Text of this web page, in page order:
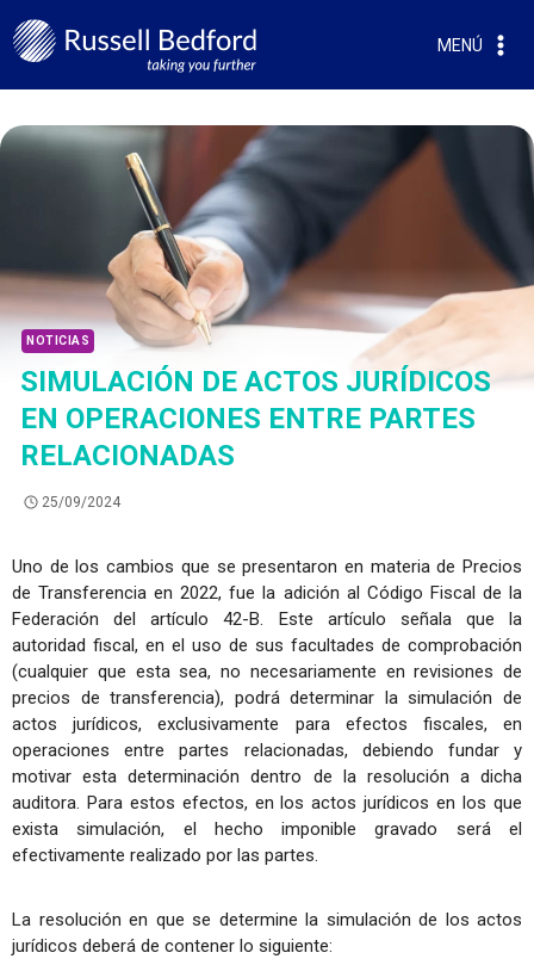
MENÚ
NOTICIAS
SIMULACIÓN DE ACTOS JURÍDICOS
EN OPERACIONES ENTRE PARTES
RELACIONADAS
25/09/2024
Uno de los cambios que se presentaron en materia de Precios
de Transferencia en 2022, fue la adición al Código Fiscal de la
Federación del artículo 42-B. Este artículo señala que la
autoridad fiscal, en el uso de sus facultades de comprobación
(cualquier que esta sea, no necesariamente en revisiones de
precios de transferencia), podrá determinar la simulación de
actos jurídicos, exclusivamente para efectos fiscales, en
operaciones entre partes relacionadas, debiendo fundar y
motivar esta determinación dentro de la resolución a dicha
auditora. Para estos efectos, en los actos jurídicos en los que
exista simulación, el hecho imponible gravado será el
efectivamente realizado por las partes.
La resolución en que se determine la simulación de los actos
jurídicos deberá de contener lo siguiente: